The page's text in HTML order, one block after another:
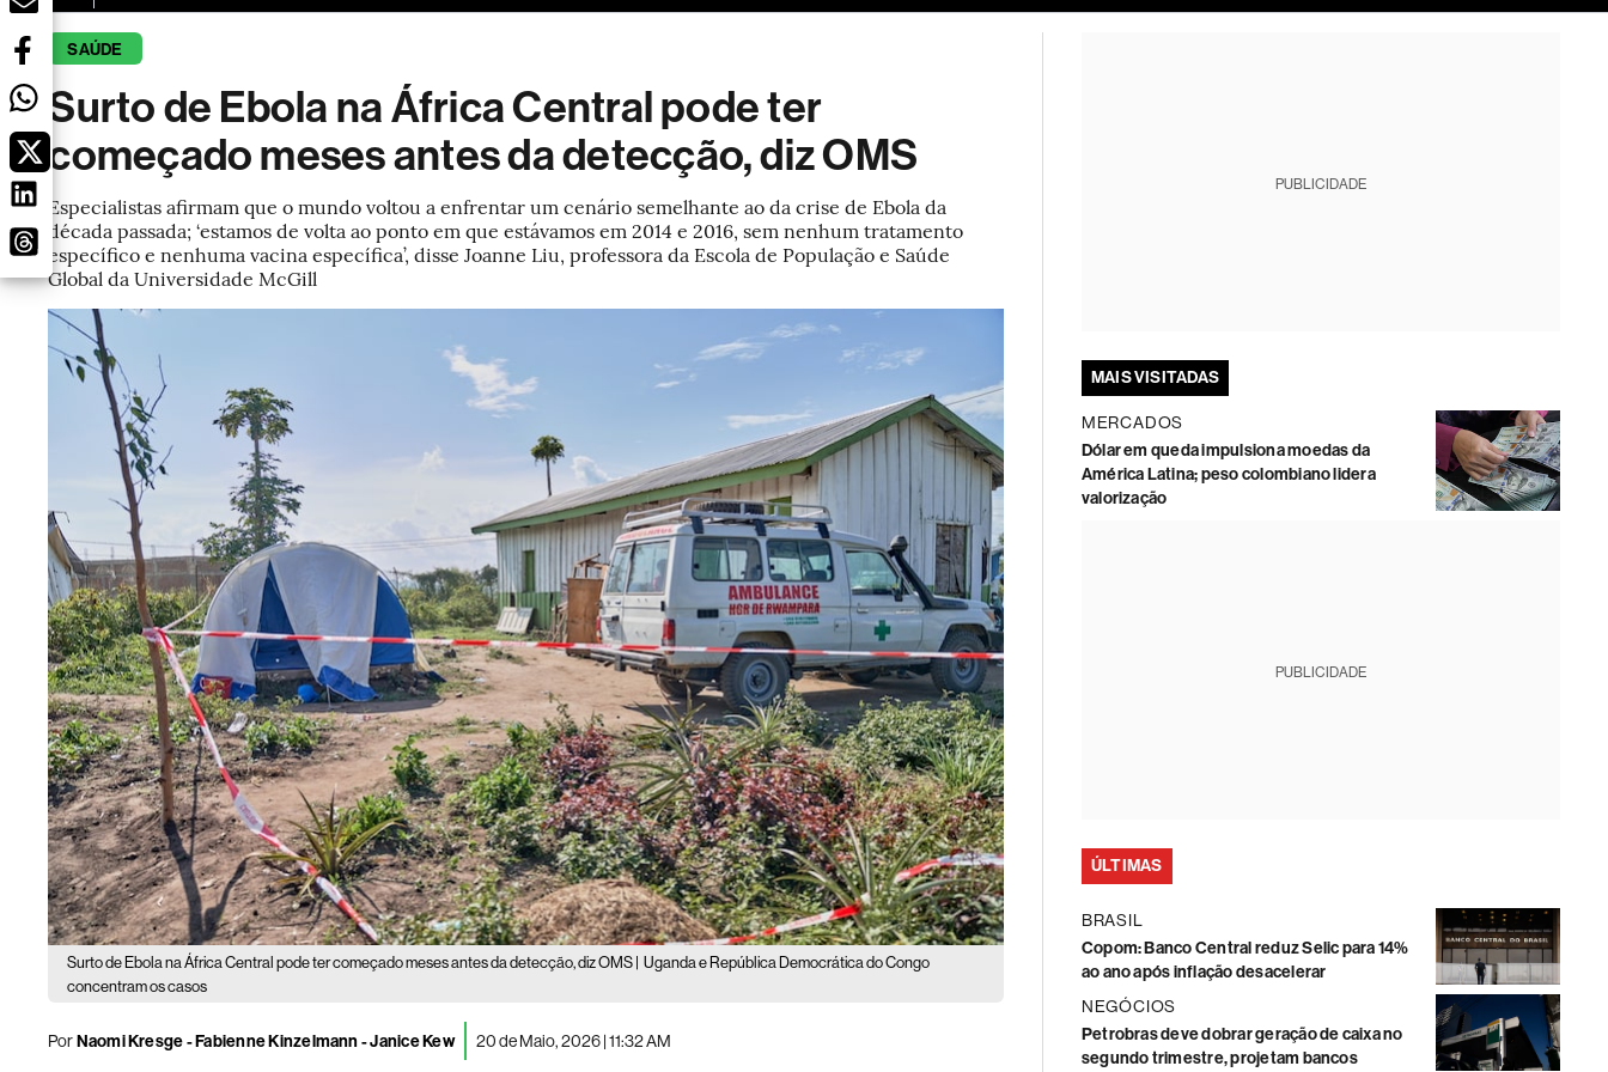
SAÚDE
Surto de Ebola na África Central pode ter
começado meses antes da detecção, diz OMS
Especialistas afirmam que o mundo voltou a enfrentar um cenário semelhante ao da crise de Ebola da
década passada; ‘estamos de volta ao ponto em que estávamos em 2014 e 2016, sem nenhum tratamento
específico e nenhuma vacina específica’, disse Joanne Liu, professora da Escola de População e Saúde
Global da Universidade McGill
Surto de Ebola na África Central pode ter começado meses antes da detecção, diz OMS |
Uganda e República Democrática do Congo
concentram os casos
PorNaomi Kresge - Fabienne Kinzelmann - Janice Kew 20 de Maio, 2026 | 11:32 AM
PUBLICIDADE
MAIS VISITADAS
MERCADOS
Dólar em queda impulsiona moedas da
América Latina; peso colombiano lidera
valorização
PUBLICIDADE
ÚLTIMAS
BRASIL
Copom: Banco Central reduz Selic para 14%
ao ano após inflação desacelerar
NEGÓCIOS
Petrobras deve dobrar geração de caixa no
segundo trimestre, projetam bancos